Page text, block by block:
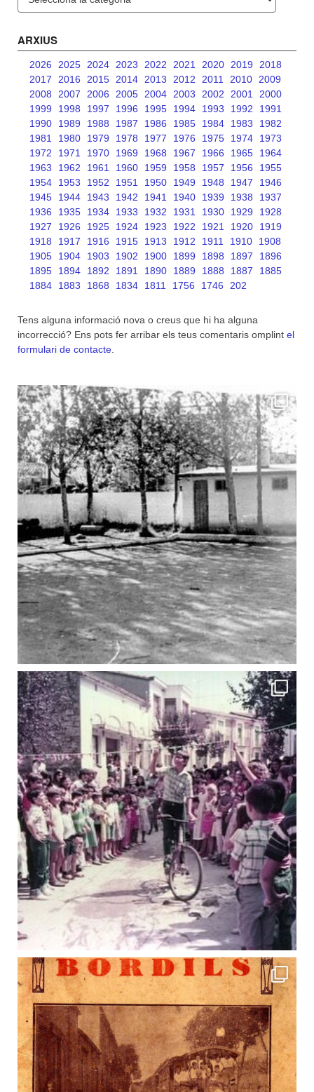
ARXIUS
2026 2025 2024 2023 2022 2021 2020 2019
2018
2017
2016 2015 2014 2013 2012 2011 2010
2009
2008
2007 2006 2005 2004 2003 2002 2001
2000
1999
1998 1997 1996 1995 1994 1993 1992
1991
1990
1989 1988 1987 1986 1985 1984 1983
1982
1981
1980 1979 1978 1977 1976 1975 1974
1973
1972
1971 1970 1969 1968 1967 1966 1965
1964
1963
1962 1961 1960 1959 1958 1957 1956
1955
1954
1953 1952 1951 1950 1949 1948 1947
1946
1945
1944 1943 1942 1941 1940 1939 1938
1937
1936
1935 1934 1933 1932 1931 1930 1929
1928
1927
1926 1925 1924 1923 1922 1921 1920
1919
1918
1917 1916 1915 1913 1912 1911 1910
1908
1905
1904 1903 1902 1900 1899 1898 1897
1896
1895
1894 1892 1891 1890 1889 1888 1887
1885
1884
1883 1868 1834 1811 1756 1746 202
Tens alguna informació nova o creus que hi ha alguna
incorrecció? Ens pots fer arribar els teus comentaris omplint el
formulari de contacte